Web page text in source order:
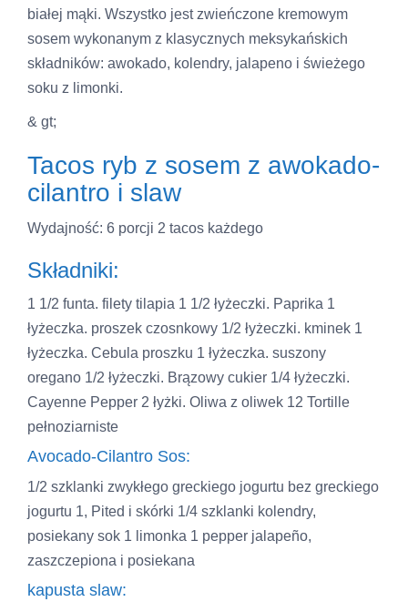
białej mąki. Wszystko jest zwieńczone kremowym
sosem wykonanym z klasycznych meksykańskich
składników: awokado, kolendry, jalapeno i świeżego
soku z limonki.
& gt;
Tacos ryb z sosem z awokado-
cilantro i slaw
Wydajność: 6 porcji 2 tacos każdego
Składniki:
1 1/2 funta. filety tilapia 1 1/2 łyżeczki. Paprika 1
łyżeczka. proszek czosnkowy 1/2 łyżeczki. kminek 1
łyżeczka. Cebula proszku 1 łyżeczka. suszony
oregano 1/2 łyżeczki. Brązowy cukier 1/4 łyżeczki.
Cayenne Pepper 2 łyżki. Oliwa z oliwek 12 Tortille
pełnoziarniste
Avocado-Cilantro Sos:
1/2 szklanki zwykłego greckiego jogurtu bez greckiego
jogurtu 1, Pited i skórki 1/4 szklanki kolendry,
posiekany sok 1 limonka 1 pepper jalapeño,
zaszczepiona i posiekana
kapusta slaw: